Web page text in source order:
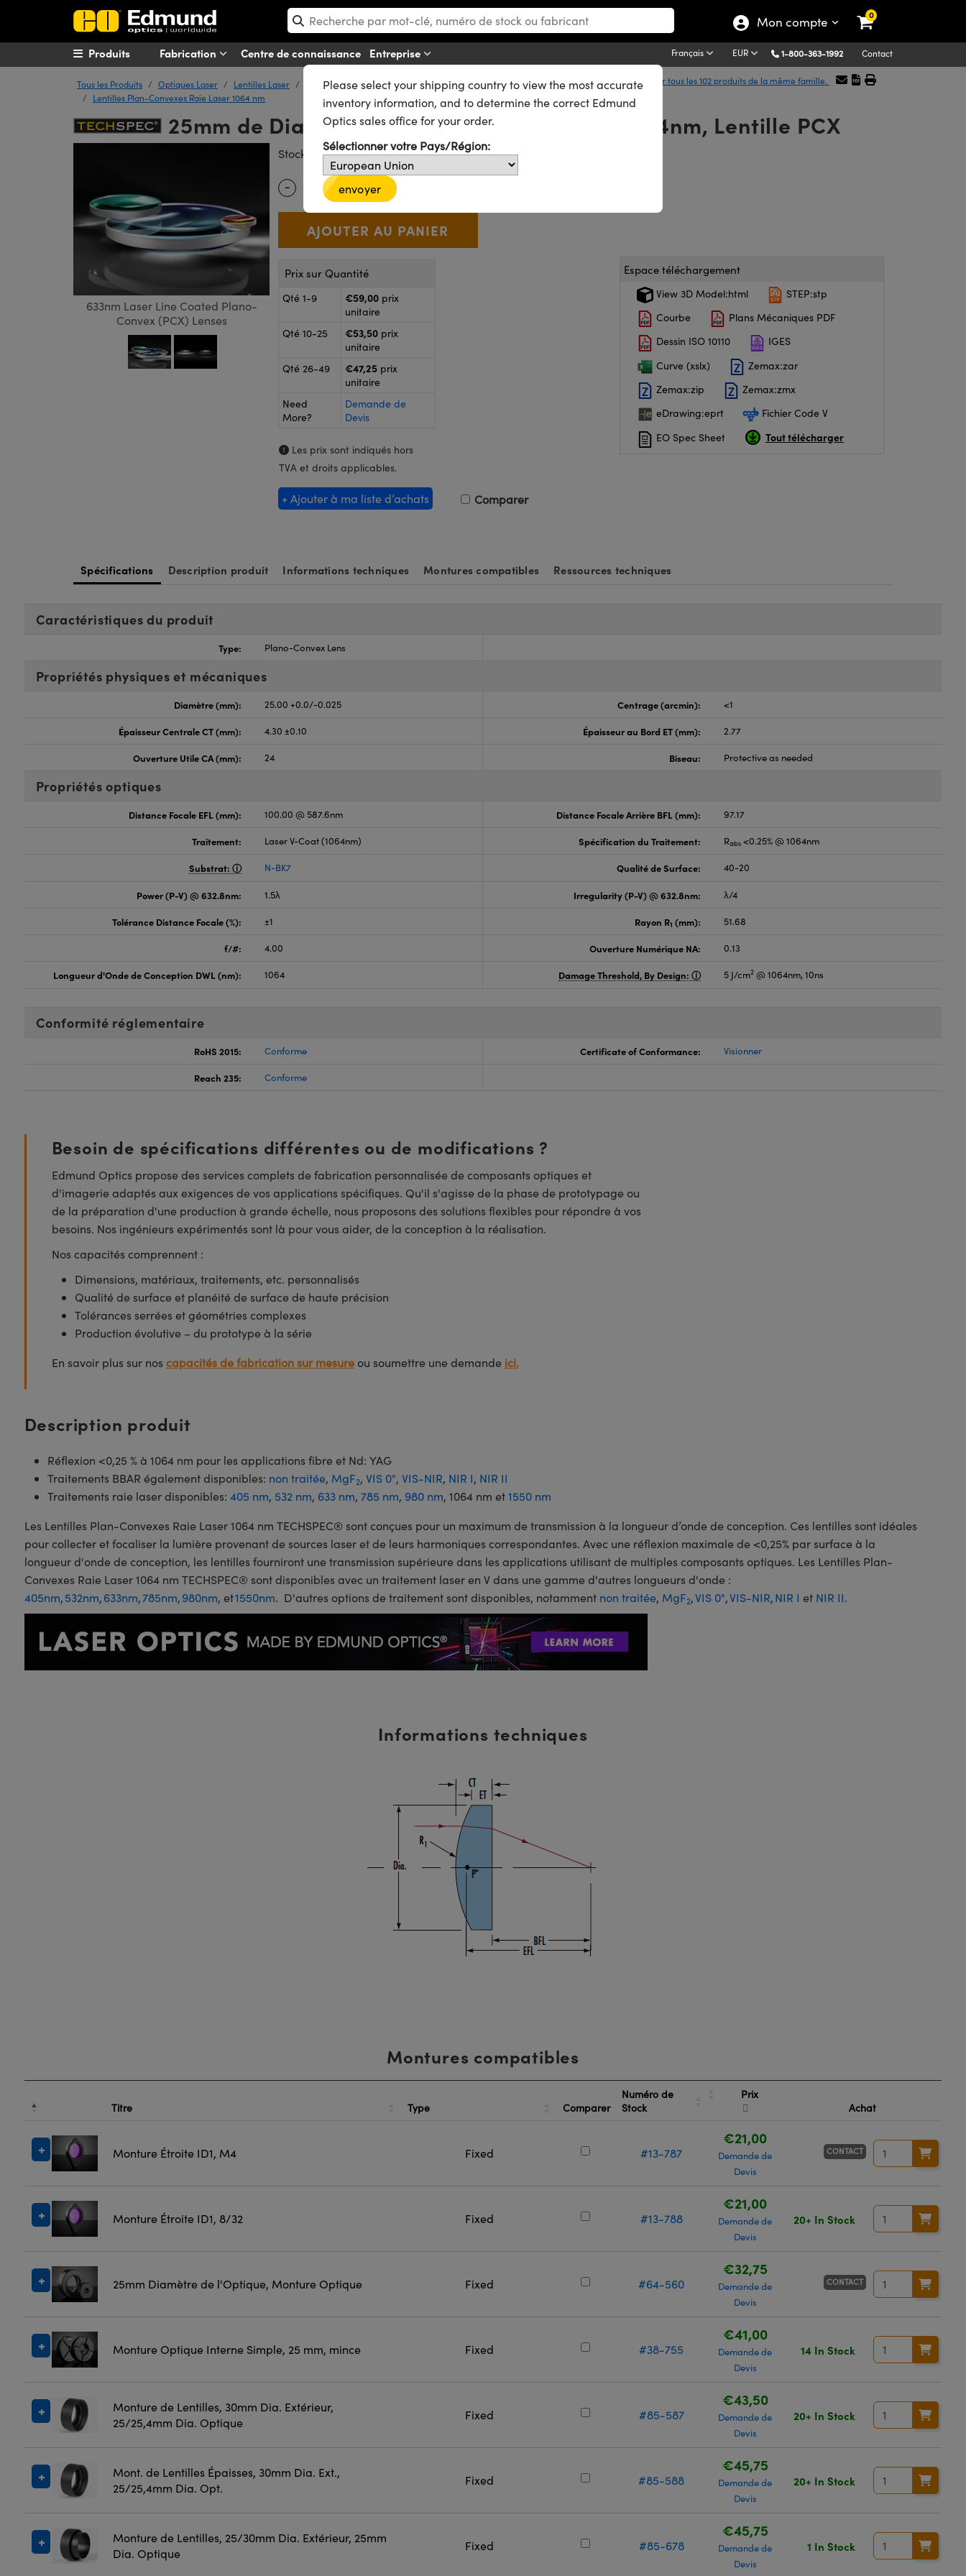
Mon compte 0
Fabrication Centre de connaissance Entreprise Français EUR 1-800-363-1992 Contact
Produits
Tous les Produits Optiques Laser Lentilles Laser
Lentilles Plan-Convexes (PCX) Raie Laser
Lentilles Plan-Convexes Raie Laser 1064 nm
Afficher tous les 102 produits de la même famille.
25mm de Diamètre x 100mm FL, Raie Laser 1064nm, Lentille PCX
633nm Laser Line Coated Plano-
Convex (PCX) Lenses
Stock #65-547 2 In Stock D’autres traitements
Quantity Selector
- Use the plus and minus buttons to adjust the quantity.
+ €59,00
Prix sur Quantité
Qté 1-9 €59,00 prix
unitaire
Qté 10-25
€53,50 prix
unitaire
Qté 26-49
€47,25 prix
unitaire
Need
More?
Demande de
Devis
Les prix sont indiqués hors
TVA et droits applicables.
+ Ajouter à ma liste d’achats Comparer
Espace téléchargement
View 3D Model:html
STEP:stp
Courbe
Plans Mécaniques PDF
Dessin ISO 10110
IGES
Curve (xslx)
Zemax:zar
Zemax:zip
Zemax:zmx
eDrawing:eprt
Fichier Code V
EO Spec Sheet
Tout télécharger
Spécifications Description produit Informations techniques Montures compatibles Ressources techniques
Caractéristiques du produit
Type: Plano-Convex Lens
Propriétés physiques et mécaniques
Diamètre (mm): 25.00 +0.0/-0.025 Centrage (arcmin): <1
Épaisseur Centrale CT (mm): 4.30 ±0.10 Épaisseur au Bord ET (mm): 2.77
Ouverture Utile CA (mm): 24 Biseau: Protective as needed
Propriétés optiques
Distance Focale EFL (mm): 100.00 @ 587.6nm Distance Focale Arrière BFL (mm): 97.17
Traitement: Laser V-Coat (1064nm) Spécification du Traitement: Rabs <0.25% @ 1064nm
Substrat: N-BK7 Qualité de Surface: 40-20
Power (P-V) @ 632.8nm: 1.5λ Irregularity (P-V) @ 632.8nm: λ/4
Tolérance Distance Focale (%): ±1 Rayon R1 (mm): 51.68
f/#: 4.00 Ouverture Numérique NA: 0.13
Longueur d'Onde de Conception DWL (nm): 1064 Damage Threshold, By Design: 5 J/cm2 @ 1064nm, 10ns
Conformité réglementaire
RoHS 2015: Conforme Certificate of Conformance: Visionner
Reach 235: Conforme
Besoin de spécifications différentes ou de modifications ?
Edmund Optics propose des services complets de fabrication personnalisée de composants optiques et
d'imagerie adaptés aux exigences de vos applications spécifiques. Qu'il s'agisse de la phase de prototypage ou
de la préparation d'une production à grande échelle, nous proposons des solutions flexibles pour répondre à vos
besoins. Nos ingénieurs expérimentés sont là pour vous aider, de la conception à la réalisation.
Nos capacités comprennent :
Dimensions, matériaux, traitements, etc. personnalisés
Qualité de surface et planéité de surface de haute précision
Tolérances serrées et géométries complexes
Production évolutive – du prototype à la série
En savoir plus sur nos capacités de fabrication sur mesureou soumettre une demande ici.
Description produit
Réflexion <0,25 % à 1064 nm pour les applications fibre et Nd: YAG
Traitements BBAR également disponibles: non traitée, MgF2, VIS 0°, VIS-NIR, NIR I, NIR II
Traitements raie laser disponibles: 405 nm, 532 nm, 633 nm, 785 nm, 980 nm, 1064 nm et1550 nm
Les Lentilles Plan-Convexes Raie Laser 1064 nm TECHSPEC® sont conçues pour un maximum de transmission à la longueur d’onde de conception. Ces lentilles sont idéales
pour collecter et focaliser la lumière provenant de sources laser et de leurs harmoniques correspondantes. Avec une réflexion maximale de <0,25% par surface à la
longueur d'onde de conception, les lentilles fourniront une transmission supérieure dans les applications utilisant de multiples composants optiques. Les Lentilles Plan-
Convexes Raie Laser 1064 nm TECHSPEC® sont disponibles avec un traitement laser en V dans une gamme d'autres longueurs d'onde :
405nm,532nm,633nm,785nm,980nm, et1550nm. D'autres options de traitement sont disponibles, notamment non traitée, MgF2,VIS 0°,VIS-NIR,NIR I et NIR II.
Informations techniques
Montures compatibles
Titre Type Comparer
Numéro de
Stock
Prix
Achat
Monture Étroite ID1, M4 Fixed #13-787
€21,00
Demande de
Devis
CONTACT
Monture Étroite ID1, 8/32 Fixed #13-788
€21,00
Demande de
Devis
20+ In Stock
25mm Diamètre de l'Optique, Monture Optique Fixed #64-560
€32,75
Demande de
Devis
CONTACT
Monture Optique Interne Simple, 25 mm, mince Fixed #38-755
€41,00
Demande de
Devis
14 In Stock
Monture de Lentilles, 30mm Dia. Extérieur,
25/25,4mm Dia. Optique
Fixed #85-587
€43,50
Demande de
Devis
20+ In Stock
Mont. de Lentilles Épaisses, 30mm Dia. Ext.,
25/25,4mm Dia. Opt.
Fixed #85-588
€45,75
Demande de
Devis
20+ In Stock
Monture de Lentilles, 25/30mm Dia. Extérieur, 25mm
Dia. Optique
Fixed #85-678
€45,75
Demande de
Devis
1 In Stock
Please select your shipping country to view the most accurate
inventory information, and to determine the correct Edmund
Optics sales office for your order.
Sélectionner votre Pays/Région:
envoyer